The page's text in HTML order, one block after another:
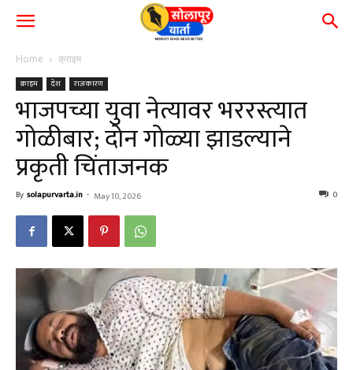
Home क्राइम
क्राइम देश राजकारण
भाजपच्या युवा नेत्यावर भररस्त्यात
गोळीबार; दोन गोळ्या झाडल्याने
प्रकृती चिंताजनक
By solapurvarta.in - May 10, 2026 0